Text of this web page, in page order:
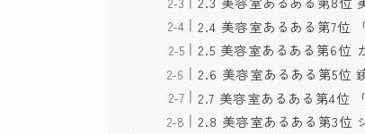
2.4 美容室あるある第7位
2.5 美容室あるある第6位
2.6 美容室あるある第5位
2.7 美容室あるある第4位
2.8 美容室あるある第3位